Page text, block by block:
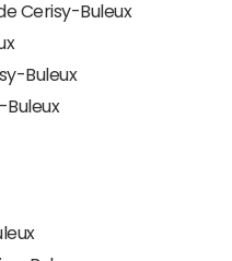
Cerisy-Buleux
Buleux
Buleux